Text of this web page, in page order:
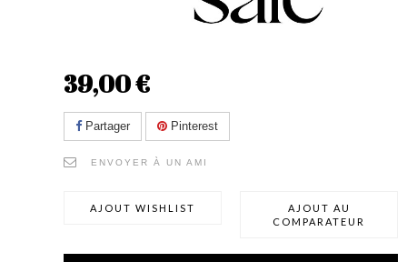
39,00 €
Partager Pinterest
ENVOYER À UN AMI
AJOUT WISHLIST
AJOUT AU
COMPARATEUR